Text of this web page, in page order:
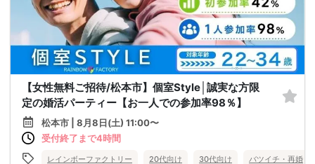
【女性無料ご招待/松本市】個室Style│誠実な方限
定の婚活パーティー【お一人での参加率98％】
松本市 | 8月8日(土) 11:00〜
受付終了まで4時間
レインボーファクトリー 20代向け 30代向け バツイチ・再婚